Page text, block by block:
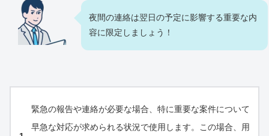
夜間の連絡は翌日の予定に影響する重要な内
容に限定しましょう！
緊急の報告や連絡が必要な場合、特に重要な案件について
早急な対応が求められる状況で使用します。この場合、用